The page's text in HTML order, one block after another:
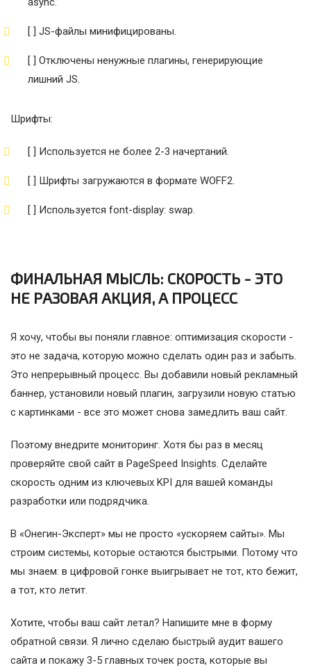
[ ] JS-файлы минифицированы.
[ ] Отключены ненужные плагины, генерирующие
лишний JS.
Шрифты:
[ ] Используется не более 2-3 начертаний.
[ ] Шрифты загружаются в формате WOFF2.
[ ] Используется font-display: swap.
ФИНАЛЬНАЯ МЫСЛЬ: СКОРОСТЬ - ЭТО
НЕ РАЗОВАЯ АКЦИЯ, А ПРОЦЕСС
Я хочу, чтобы вы поняли главное: оптимизация скорости -
это не задача, которую можно сделать один раз и забыть.
Это непрерывный процесс. Вы добавили новый рекламный
баннер, установили новый плагин, загрузили новую статью
с картинками - все это может снова замедлить ваш сайт.
Поэтому внедрите мониторинг. Хотя бы раз в месяц
проверяйте свой сайт в PageSpeed Insights. Сделайте
скорость одним из ключевых KPI для вашей команды
разработки или подрядчика.
В «Онегин-Эксперт» мы не просто «ускоряем сайты». Мы
строим системы, которые остаются быстрыми. Потому что
мы знаем: в цифровой гонке выигрывает не тот, кто бежит,
а тот, кто летит.
Хотите, чтобы ваш сайт летал? Напишите мне в форму
обратной связи. Я лично сделаю быстрый аудит вашего
сайта и покажу 3-5 главных точек роста, которые вы